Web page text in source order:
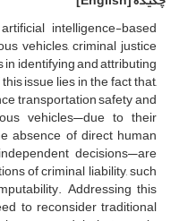
intelligence-based
vehicles, criminal justice
identifying and attributing
issue lies in the fact that,
transportation safety and
vehicles—due to their
absence of direct human
decisions—are
of criminal liability, such
Addressing this
to reconsider traditional